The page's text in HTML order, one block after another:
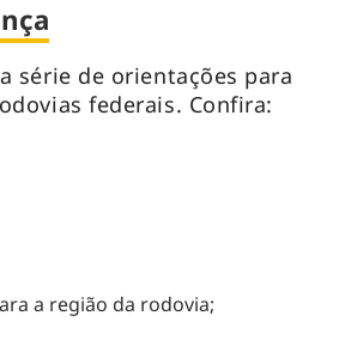
série de orientações para
federais. Confira:
a região da rodovia;